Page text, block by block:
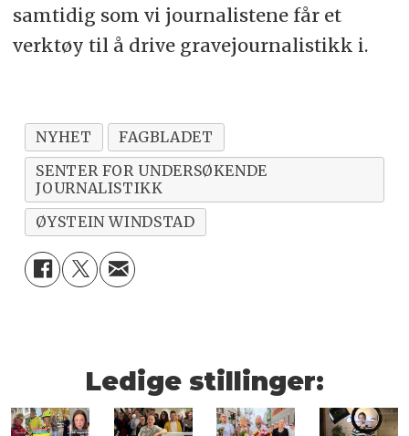
samtidig som vi journalistene får et
verktøy til å drive gravejournalistikk i.
NYHET
FAGBLADET
SENTER FOR UNDERSØKENDE
JOURNALISTIKK
ØYSTEIN WINDSTAD
Ledige stillinger: